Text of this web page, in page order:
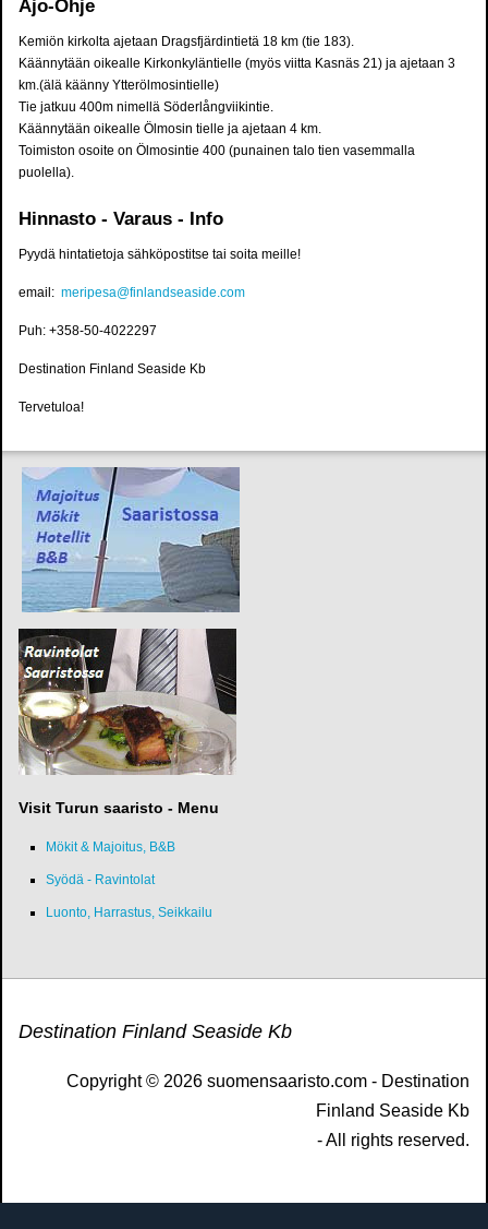
Ajo-Ohje
Kemiön kirkolta ajetaan Dragsfjärdintietä 18 km (tie 183).
Käännytään oikealle Kirkonkyläntielle (myös viitta Kasnäs 21) ja ajetaan 3
km.(älä käänny Ytterölmosintielle)
Tie jatkuu 400m nimellä Söderlångviikintie.
Käännytään oikealle Ölmosin tielle ja ajetaan 4 km.
Toimiston osoite on Ölmosintie 400 (punainen talo tien vasemmalla
puolella).
Hinnasto - Varaus - Info
Pyydä hintatietoja sähköpostitse tai soita meille!
email: meripesa@finlandseaside.com
Puh: +358-50-4022297
Destination Finland Seaside Kb
Tervetuloa!
Visit Turun saaristo - Menu
Mökit & Majoitus, B&B
Syödä - Ravintolat
Luonto, Harrastus, Seikkailu
Destination Finland Seaside Kb
Copyright © 2026 suomensaaristo.com - Destination
Finland Seaside Kb
- All rights reserved.